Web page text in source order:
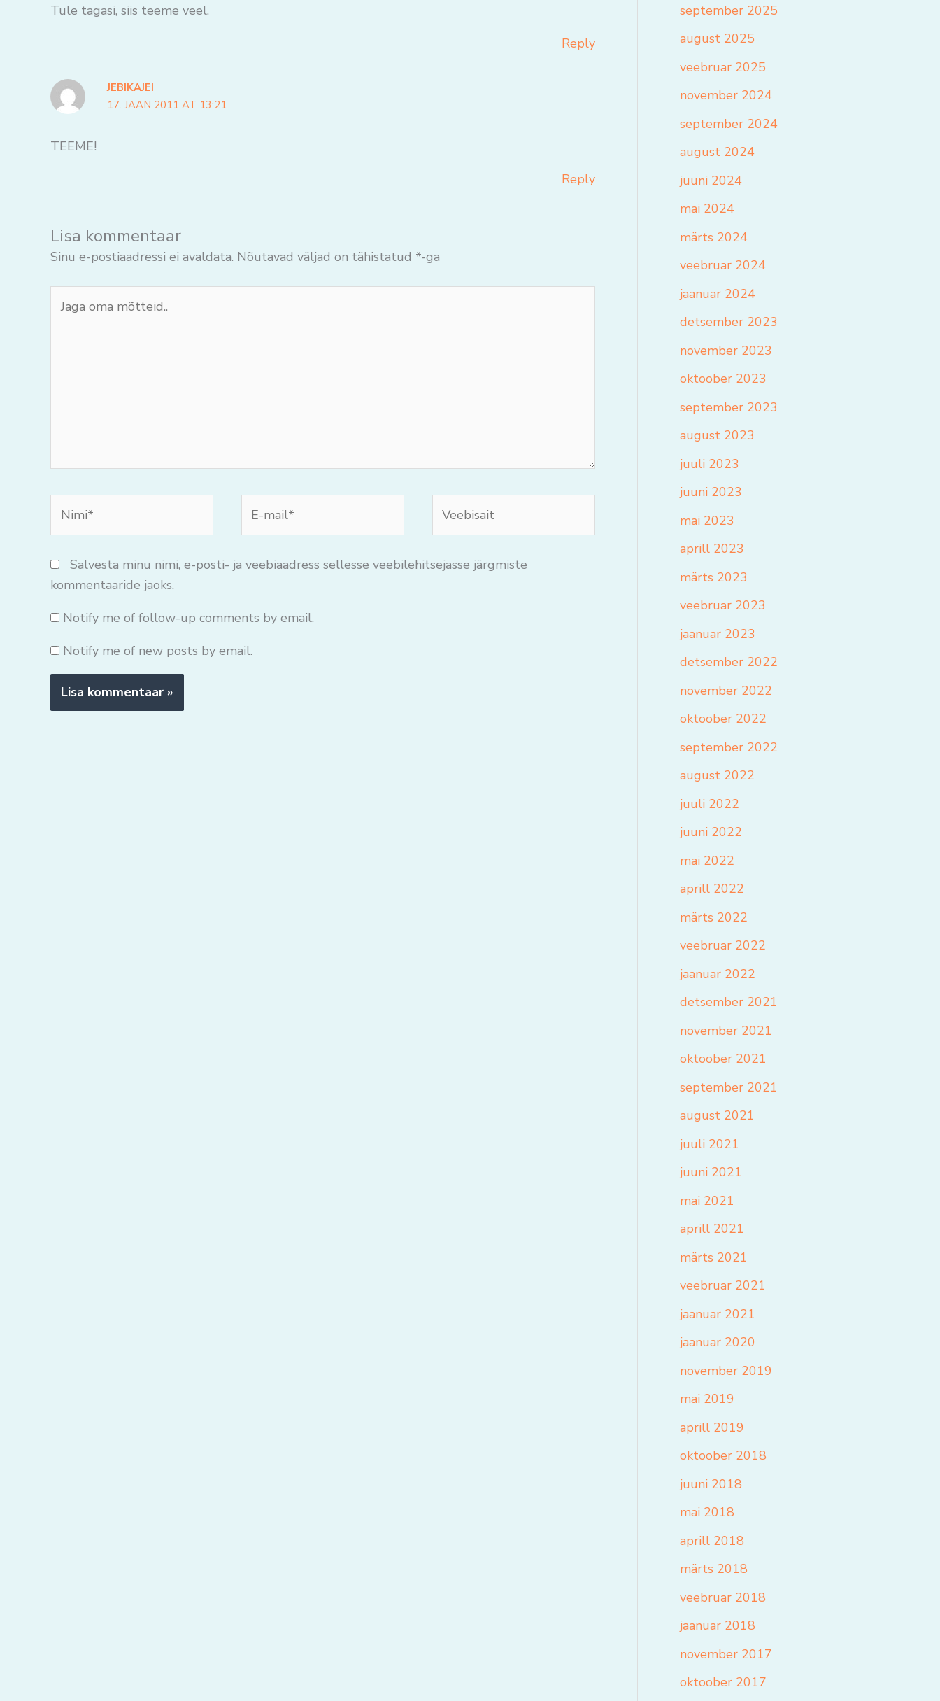
Tule tagasi, siis teeme veel.
Reply
JEBIKAJEI
17. JAAN 2011 AT 13:21
TEEME!
Reply
Lisa kommentaar
Sinu e-postiaadressi ei avaldata. Nõutavad väljad on tähistatud *-ga
oma
mail*
Salvesta minu nimi, e-posti- ja veebiaadress sellesse veebilehitsejasse järgmiste
kommentaaride jaoks.
Notify me of follow-up comments by email.
Notify me of new posts by email.
september 2025
august 2025
veebruar 2025
november 2024
september 2024
august 2024
juuni 2024
mai 2024
märts 2024
veebruar 2024
jaanuar 2024
detsember 2023
november 2023
oktoober 2023
september 2023
august 2023
juuli 2023
juuni 2023
mai 2023
aprill 2023
märts 2023
veebruar 2023
jaanuar 2023
detsember 2022
november 2022
oktoober 2022
september 2022
august 2022
juuli 2022
juuni 2022
mai 2022
aprill 2022
märts 2022
veebruar 2022
jaanuar 2022
detsember 2021
november 2021
oktoober 2021
september 2021
august 2021
juuli 2021
juuni 2021
mai 2021
aprill 2021
märts 2021
veebruar 2021
jaanuar 2021
jaanuar 2020
november 2019
mai 2019
aprill 2019
oktoober 2018
juuni 2018
mai 2018
aprill 2018
märts 2018
veebruar 2018
jaanuar 2018
november 2017
oktoober 2017